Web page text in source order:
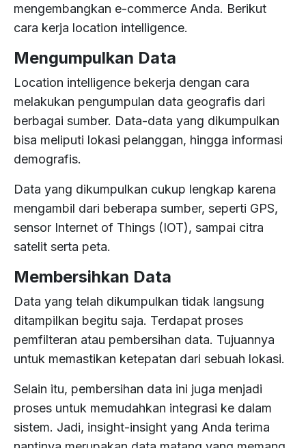
mengembangkan e-commerce Anda. Berikut
cara kerja location intelligence.
Mengumpulkan Data
Location intelligence bekerja dengan cara
melakukan pengumpulan data geografis dari
berbagai sumber. Data-data yang dikumpulkan
bisa meliputi lokasi pelanggan, hingga informasi
demografis.
Data yang dikumpulkan cukup lengkap karena
mengambil dari beberapa sumber, seperti GPS,
sensor Internet of Things (IOT), sampai citra
satelit serta peta.
Membersihkan Data
Data yang telah dikumpulkan tidak langsung
ditampilkan begitu saja. Terdapat proses
pemfilteran atau pembersihan data. Tujuannya
untuk memastikan ketepatan dari sebuah lokasi.
Selain itu, pembersihan data ini juga menjadi
proses untuk memudahkan integrasi ke dalam
sistem. Jadi, insight-insight yang Anda terima